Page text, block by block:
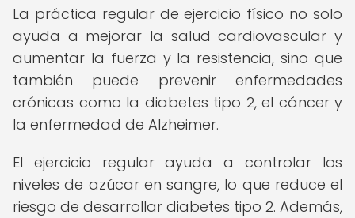
La práctica regular de ejercicio físico no solo
ayuda a mejorar la salud cardiovascular y
aumentar la fuerza y la resistencia, sino que
también puede prevenir enfermedades
crónicas como la diabetes tipo 2, el cáncer y
la enfermedad de Alzheimer.
El ejercicio regular ayuda a controlar los
niveles de azúcar en sangre, lo que reduce el
riesgo de desarrollar diabetes tipo 2. Además,